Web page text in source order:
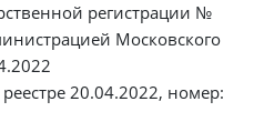
регистрации №
Московского
20.04.2022, номер: